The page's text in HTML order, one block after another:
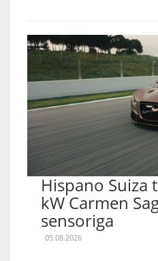
Hispano Suiza
kW Carmen
sensoriga
05.08.2026